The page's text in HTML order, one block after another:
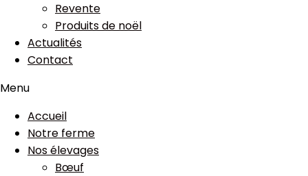
Revente
Produits de noël
Actualités
Contact
Menu
Accueil
Notre ferme
Nos élevages
Bœuf